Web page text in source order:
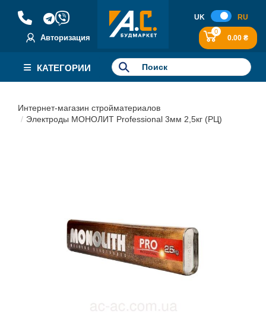
Авторизация
UK RU
0
0.00 ₴
КАТЕГОРИИ
Интернет-магазин стройматериалов
Электроды МОНОЛИТ Professional 3мм 2,5кг (РЦ)